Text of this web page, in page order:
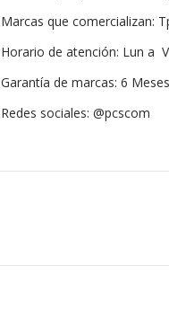
Marcas que comercializan:
Horario de atención: Lun a
Garantía de marcas: 6
Redes sociales: @pcscom